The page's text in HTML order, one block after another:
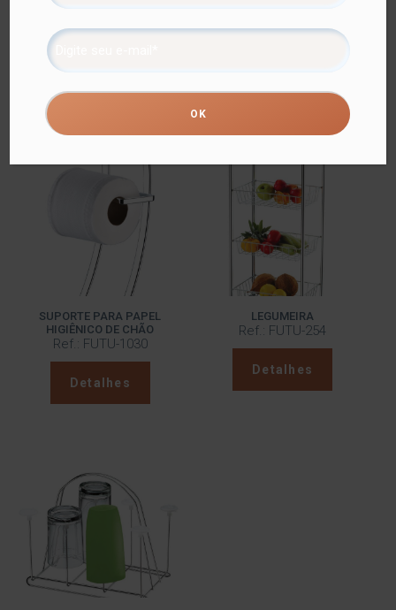
cantinho do café, levando organização e praticidade para
esse espaço.
Além do tradicional tratamento superficial da Future –
onde são aplicadas até 4 camadas de metal – os
produtos são revestidos com uma camada extra do
protetivo especial Rust Free, garantindo cores vivas e
brilhantes, além de maior resistência contra ferrugem.
SUPORTE PARA PAPEL
HIGIÊNICO DE CHÃO
Ref.: FUTU-1030
Detalhes
LEGUMEIRA
Ref.: FUTU-254
Detalhes